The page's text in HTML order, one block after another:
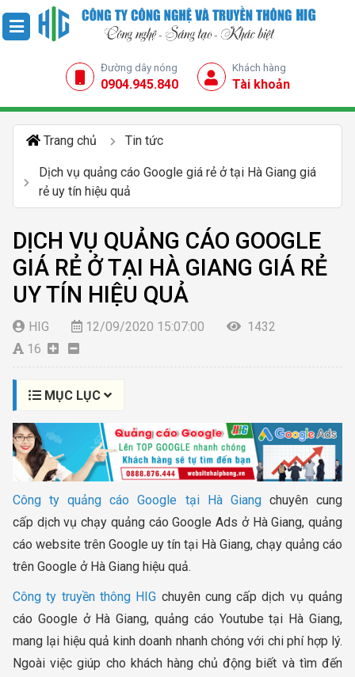
Đường dây nóng
0904.945.840
Khách hàng
Tài khoản
Trang chủ Tin tức
Dịch vụ quảng cáo Google giá rẻ ở tại Hà Giang giá
rẻ uy tín hiệu quả
DỊCH VỤ QUẢNG CÁO GOOGLE
GIÁ RẺ Ở TẠI HÀ GIANG GIÁ RẺ
UY TÍN HIỆU QUẢ
HIG 12/09/2020 15:07:00
1432
16
MỤC LỤC
Công ty quảng cáo Google tại Hà Giangchuyên cung
cấp dịch vụ chạy quảng cáo Google Ads ở Hà Giang, quảng
cáo website trên Google uy tín tại Hà Giang, chạy quảng cáo
trên Google ở Hà Giang hiệu quả.
Công ty truyền thông HIG chuyên cung cấp dịch vụ quảng
cáo Google ở Hà Giang, quảng cáo Youtube tại Hà Giang,
mang lại hiệu quả kinh doanh nhanh chóng với chi phí hợp lý.
Ngoài việc giúp cho khách hàng chủ động biết và tìm đến